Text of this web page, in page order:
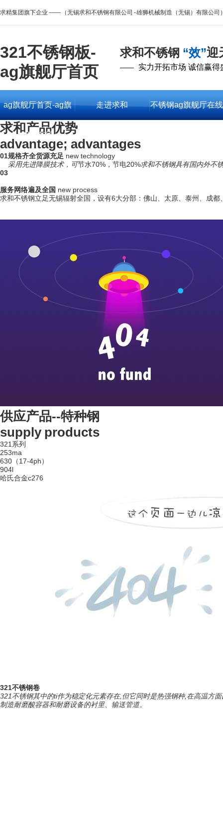
求精集团旗下企业 —— （无锡求和不锈钢有限公司 - 雄狮机械制造（无锡）有限公司
321不锈钢板-
ag旗舰厅首页
求和不锈钢 “效”迎
—— 实力开拓市场 诚信赢得
ag旗舰厅首页-ag旗
舰厅在线
走进求和 不锈钢ag旗舰厅在线
求和产品优势
advantage; advantages
01规格齐全货源充足 new technology
采用先进降膜技术，可节水70%，节电20%求和不锈钢具有国内外不
03
服务网络遍及全国 new process
求和不锈钢立足无锡辐射全国，设有6大分部：佛山、太原、泰州、成
供应产品--特种钢
supply products
321系列
253ma
630（17-4ph）
904l
哈氏合金c276
321不锈钢卷
321不锈钢其中的ti作为稳定化元素存在,但它同时是热强钢种,在高温方
制造耐磨酸容器和耐磨设备的衬里、输送管道。